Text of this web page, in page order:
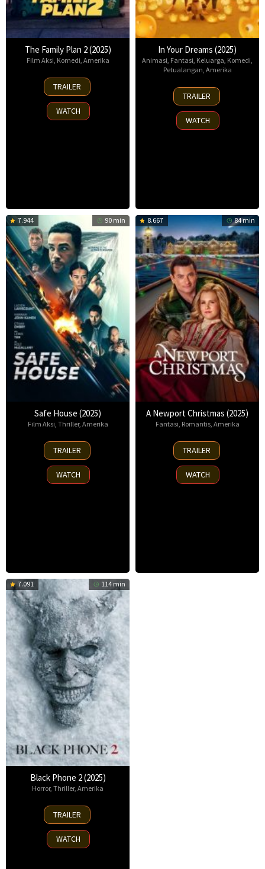
The Family Plan 2 (2025)
Film Aksi Komedi Amerika
11
Nov
2025
TRAILER
WATCH
In Your Dreams (2025)
Animasi Fantasi Keluarga Komedi
Petualangan Amerika
7
Nov
2025
TRAILER
WATCH
7.944 90 min
Safe House (2025)
Film Aksi, Thriller, Amerika
30
Oct
2025
TRAILER
WATCH
8.667 84 min
A Newport Christmas (2025)
Fantasi, Romantis, Amerika
2
Nov
2025
TRAILER
WATCH
7.091 114 min
Black Phone 2 (2025)
Horror, Thriller, Amerika
15
Oct
2025
TRAILER
WATCH